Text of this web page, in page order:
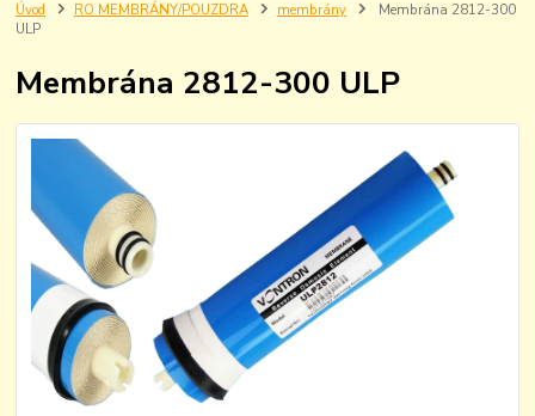
Úvod RO MEMBRÁNY/POUZDRA membrány
Membrána 2812-300
ULP
Membrána 2812-300 ULP